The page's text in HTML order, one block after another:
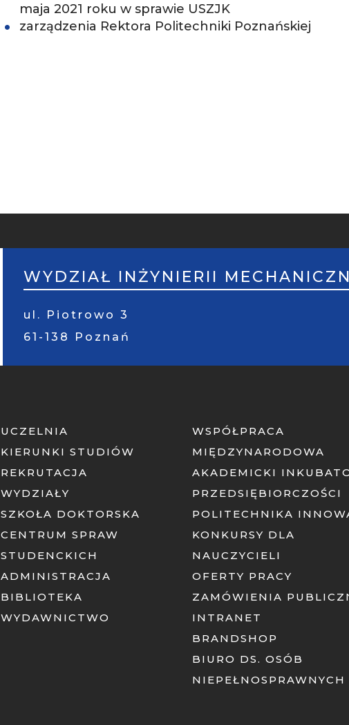
maja 2021 roku w sprawie USZJK
zarządzenia Rektora Politechniki Poznańskiej
WYDZIAŁ INŻYNIERII
ul. Piotrowo 3
61-138 Poznań
MOBILE
UCZELNIA
KIERUNKI STUDIÓW
REKRUTACJA
WYDZIAŁY
SZKOŁA DOKTORSKA
CENTRUM SPRAW
STUDENCKICH
ADMINISTRACJA
BIBLIOTEKA
WYDAWNICTWO
WSPÓŁPRACA
MIĘDZYNARODOWA
AKADEMICKI
PRZEDSIĘBIORCZOŚCI
POLITECHNIKA
KONKURSY DLA
NAUCZYCIELI
OFERTY PRACY
ZAMÓWIENIA
INTRANET
BRANDSHOP
BIURO DS. OSÓB
NIEPEŁNOSPRAWNYCH